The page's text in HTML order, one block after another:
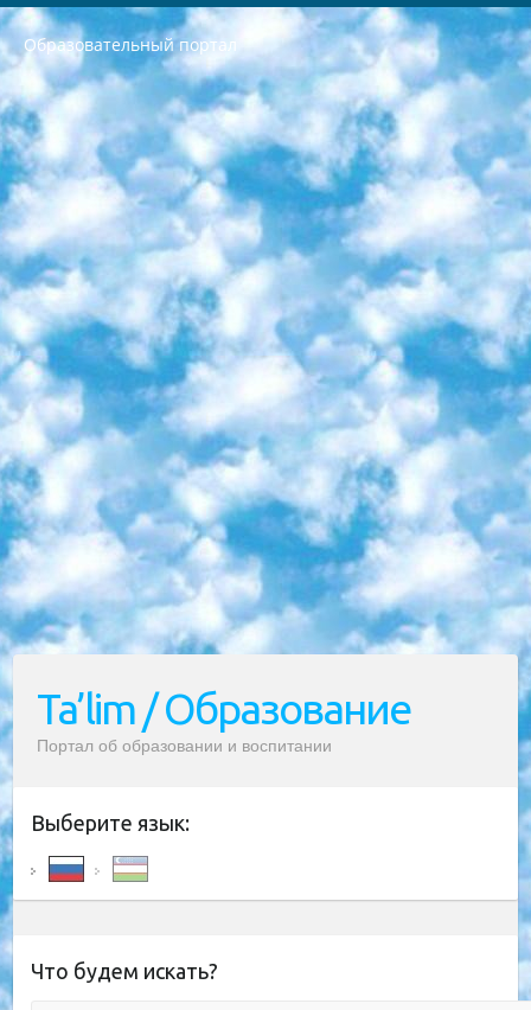
Образовательный портал
РЕСПУБЛИКА УЗБЕКИСТАН МИНИСТРЕРСТВО ДОШКОЛЬНОГО И ШКОЛЬНОГО ОБРАЗОВАНИЯ КОМАНДА в общеобразовательных учреждениях в 2023-2024 учебном году организация и проведение итоговой государственной аттестации обучающихся о Министра дошкольного и школьного образования Республики Узбекистан от 4 марта 2008 года (постановлением Минюста от 20 марта 2008 года № 1778 государственной регистрации) «Итоговое состояние учащихся общего среднего образования на основании положения об утверждении положения об аттестации общего среднего образования выпускной экзамен студентов в образовательных учреждениях в 2023-2024 учебном году В целях организации и прохождения аттестации приказываю: 1. Следующее: перечень предметов, по которым будет проводиться итоговая государственная аттестация и экзамен формы перевода согласно приложению 1; сертификаты международного образца, оценивающие уровень владения иностранными языками перечень согласно приложению 2; 2. Педагогический при специализированных образовательных учреждениях. научно-практический центр квалификации и международной оценки (Д.Давидова) 2024 г. До 25 марта: задания по предметам, по которым будет проводиться итоговая аттестация разработка и утверждение технических условий; итоговая аттестация на основании разработанного предметного задания разработка вопросов по предметам (устно и письменно), экзамен передача; общеобразовательные средние школы и специальные учебные заведения учащиеся выпускных классов школ и интернатов в агентской системе подготовка базы данных экзаменационных материалов и критериев оценки; перевод базы экзаменационных материалов на все языки обучения подать в Республиканский образовательный центр для изготовления; варианты экзаменов на основе разработанных контрольных материалов пусть будут поставлены задачи формирования. 3. Республиканский образовательный центр (Ш.Худайкулов) до 5 апреля 2024 года. до: база данных предоставленных экзаменационных материалов на все языки обучения перевод и экспертиза; для слепых, слабовидящих, глухих, слабослышащих и умственно отсталых детей учащиеся выпускных классов специализированных школ и школ-интернатов база данных экзаменационных материалов на всех преподаваемых языках подготовка критериев оценки; специализированные школы для умственно отсталых детей и технологии для учащихся выпускных классов школ-интернатов разработка соответствующих рекомендаций и критериев проведения ЕГЭ по естествознанию давать задания. 4. Педагогический при специализированных образовательных учреждениях. Научно-практический центр навыков и международной оценки (Д.Давидова), Республика образовательный центр (Худайкулов Ш.) итоговый государственный аттестационный экзамен ориентирован на творческое и логическое мышление при подготовке базы материалов учитывать введение заданий. 5. Следует отметить, что: сертификат государственного образца о знании общеобразовательного предмета и как минимум национальный уровень B1 по предметам на иностранных языках, указанным в Приложении 2. или международно признанный сертификат эквивалентного уровня студенты, изучающие определенный предмет, освобождаются от экзамена; по соответствующим предметам запланирована итоговая государственная аттестация за день до дня, путем жеребьевки Рабочей группой (в письменной форме по предметам, проводимым в форме) из числа сформированных вариантов выбрано 2 варианта; 2 выбранных варианта экзамена анонсированы на официальном сайте министерства и все выпускники по всей стране на основе этих вариантов проводит итоговую государственную аттестацию. 6. Государственное образование учащихся средних общеобразовательных учреждений. знания в соответствии с квалификационными требованиями, которые необходимо приобрести на основании стандартов итоговый (выпускной) контроль для 9 и 11 классов в целях тестирования Экзамены (далее – экзамены) состоят из предметов, перечисленных в приложении 1. будет сделано. 7. Экзамены пройдут с 26 мая по 15 июня 2024 г. (кроме науки физического воспитания). 8. Физическая для учащихся 9 классов общесредних образовательных учреждений. Экзамены по предмету «Образование, квалификация медицина» 1-6 мая 2024 года. сотрудники перевести под присмотр (с отклонениями в физическом или умственном развитии) специализированная школа для детей, школы-интернаты и со сколиозом школы-интернаты санаторного типа для больных детей исключены). 9. Он был слепым, слабовидящим и имел нарушения опорно-двигательного аппарата. экзамены в специализированных школах и интернатах для детей должны проводиться исходя из требований, предъявляемых к общеобразовательным учреждениям (физкультура кроме науки). 10. Специализированная школа для глухих и слабослышащих детей. и экзамены в интернатах и быть реализован в виде письменного теста по математике. 11. Специальность для умственно отсталых детей. Для 9 класса Родной язык и литературное письмо Государственный язык (язык обучения – узбекский). для неклассов) написано Математическое письмо Письменная/устная история Узбекистана Физическое воспитание практично Итоговый контроль Для 11 класса Написание родного языка и литературы (эссе) Математическое письмо Узбекский язык (обучение на узбекском языке) не посещающее общее среднее образование для учреждений)/Образовательное учреждение выбор письменный и устный Иностранный язык письменный/устный Письменная/устная история Узбекистана *По выбору студента:  Химия  Физика  Основы государственного права  География 10 бесплатных образовательных ресурсов - Мы составили подборку онлайн-проектов с интерактивными упражнениями, видеолекциями и статьями. Они помогут вам обрести новые и освежить старые знания бесплатно. 1. «ИНТУИТ» Старейшая образовательная площадка Рунета. Здесь вы найдёте сотни текстовых и видеокурсов на десятки различных тем — от программирования до психологии. Многие курсы подготовлены российскими университетами и крупными международными компаниями вроде Intel и Microsoft. Самостоятельное обучение бесплатное, но желающие могут оплатить услуги персональных наставников. 2. «Смартия» знакомит с актуальными профессиями и подсказывает, как им обучаться. Выбрав заинтересовавшую вас специальность — SMM-специалист, фотограф, веб-дизайнер или другую, — увидите список необходимых для неё умений. Чтобы вы могли освоить их самостоятельно, для каждого умения площадка отображает подборку ссылок на учебные материалы. Хотя «Смартия» ориентируется на русскоязычную аудиторию, часть контента всё же доступна только на английском. 3. «Лекторий Физтеха» Проект Московского физико-технического института (Физтеха). С его помощью вы можете смотреть онлайн серии лекций, записанные на видео в этом вузе. В числе доступных предметов — физика, биология, химия, информационные технологии и другие. К некоторым лекциям администрация ресурса прилагает готовые конспекты, которые можно скачивать в PDF-формате. 4. ITMOcourses Онлайн-площадка Санкт-Петербургского национального исследовательского университета информационных технологий, механики и оптики (ИТМО). Ресурс предоставляет свободный доступ к курсам, разработанным в этом вузе. Каталог материалов разбит на четыре категории: «Оптические системы и технологии», «Приборостроение и робототехника», «Информационные технологии» и «Биотехнологии». Курсы состоят из видеолекций, интерактивных демонстраций и заданий. 5. «КиберЛенинка» Электронная научная библиотека открытого доступа. Каталог площадки регулярно обрастает текстами статей из различных научных изданий. Сгруппированные по журналам и рубрикам публикации можно читать онлайн или скачивать целиком в PDF-формате. Проект нацелен на популяризацию науки за счёт открытого доступа к качественной информации. 6. «ПостНаука» На этом ресурсе публикуют подборки видеолекций, составленные экспертами из разных отраслей и объединённые общими темами. Среди них, к примеру, есть серии «Биоинформатика и геномика», «Культура средневековой Скандинавии» и Cinema Studies о теории кино. Каждая подборка лекций — логически связанная история, рассказанная экспертом от первого лица. Кроме того, на сайте появляются научно-образовательные статьи и тесты на разные темы. 7. «Newочём» Команда проекта «Newочём» отбирает самые интересные тексты из англоязычных СМИ и переводит те из них, за которые голосуют участники сообщества «ВКонтакте». По большей части это научно-популярные статьи. Редакторы придумывают лишь заголовки, в остальном содержание переводов соответствует оригиналам. Полные тексты можно читать прямо в социальной сети. 8. InternetUrok Онлайн-база материалов по основным дисциплинам школьной программы. Информация на сайте структурирована по классам, предметам и темам (урокам). Каждый урок состоит из видеолекций и конспектов. Есть также интерактивные тренажёры и тесты для закрепления пройденного материала. Даже если вы давно окончили школу, возможность повторить программу старших классов всегда может пригодиться. 9. Edutainme Ещё один ресурс об образовании. В отличие от Newtonew, как мне кажется, Edutainme больше ориентируется на представителей индустрии: педагогов, предпринимателей, разработчиков образовательных проектов. Но и любой, кто просто стремится к саморазвитию, найдёт на сайте много полезного и интересного для себя. Например, информацию о новых курсах и образовательных сервисах. 10. Newtonew Онлайн-медиа об образовании и обучении в широком смысле. Авторы Newtonew пишут об инструментах, заведениях, тактиках и стратегиях, которые помогают учить других и получать новые знания самостоятельно. На этой площадке вы найдёте новости, обзоры, аналитические мат
Ta’lim / Образование
Портал об образовании и воспитании
Выберите язык:
Что будем искать?